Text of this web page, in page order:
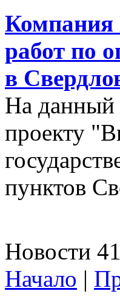
Компания
работ по
в
На данный
проекту
пунктов
Новости
Начало |